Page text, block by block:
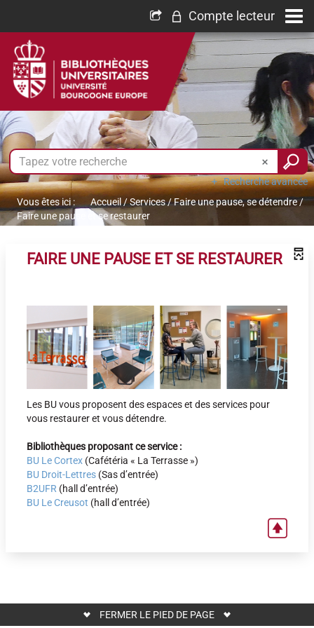
Compte lecteur
Recherche avancée
Vous êtes ici :
Accueil /Services/Faire une pause, se détendre/
Faire une pause et se restaurer
FAIRE UNE PAUSE ET SE RESTAURER
Les BU vous proposent des espaces et des services pour
vous restaurer et vous détendre.
Bibliothèques proposant ce service :
BU Le Cortex (Cafétéria « La Terrasse »)
BU Droit-Lettres (Sas d’entrée)
B2UFR (hall d’entrée)
BU Le Creusot (hall d’entrée)
FERMER LE PIED DE PAGE